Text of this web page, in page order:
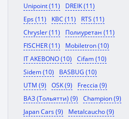
Unipoint (11)
DREIK (11)
Eps (11)
KBC (11)
RTS (11)
Chrysler (11)
Полиуретан (11)
FISCHER (11)
Mobiletron (10)
IT AKEBONO (10)
Cifam (10)
Sidem (10)
BASBUG (10)
UTM (9)
OSK (9)
Freccia (9)
ВАЗ (Тольятти) (9)
Champion (9)
Japan Cars (9)
Metalcaucho (9)